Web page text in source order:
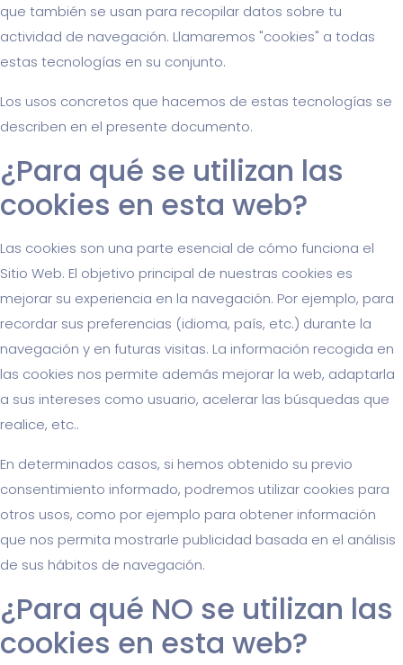
que también se usan para recopilar datos sobre tu
actividad de navegación. Llamaremos "cookies" a todas
estas tecnologías en su conjunto.
Los usos concretos que hacemos de estas tecnologías se
describen en el presente documento.
¿Para qué se utilizan las
cookies en esta web?
Las cookies son una parte esencial de cómo funciona el
Sitio Web. El objetivo principal de nuestras cookies es
mejorar su experiencia en la navegación. Por ejemplo, para
recordar sus preferencias (idioma, país, etc.) durante la
navegación y en futuras visitas. La información recogida en
las cookies nos permite además mejorar la web, adaptarla
a sus intereses como usuario, acelerar las búsquedas que
realice, etc..
En determinados casos, si hemos obtenido su previo
consentimiento informado, podremos utilizar cookies para
otros usos, como por ejemplo para obtener información
que nos permita mostrarle publicidad basada en el análisis
de sus hábitos de navegación.
¿Para qué NO se utilizan las
cookies en esta web?